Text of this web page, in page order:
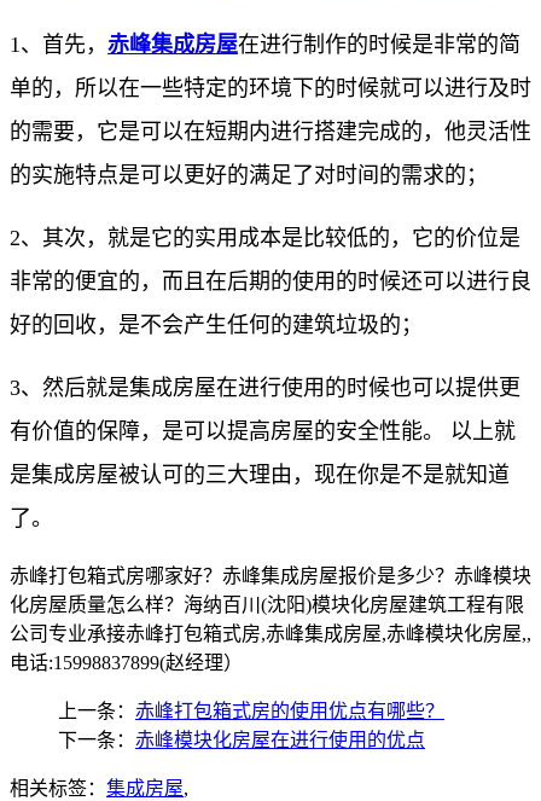
1、首先， 赤峰集成房屋在进行制作的时候是非常的简
单的，所以在一些特定的环境下的时候就可以进行及时
的需要，它是可以在短期内进行搭建完成的，他灵活性
的实施特点是可以更好的满足了对时间的需求的；
2、其次，就是它的实用成本是比较低的，它的价位是
非常的便宜的，而且在后期的使用的时候还可以进行良
好的回收，是不会产生任何的建筑垃圾的；
3、然后就是集成房屋在进行使用的时候也可以提供更
有价值的保障，是可以提高房屋的安全性能。 以上就
是集成房屋被认可的三大理由，现在你是不是就知道
了。
赤峰打包箱式房哪家好？赤峰集成房屋报价是多少？赤峰模块
化房屋质量怎么样？海纳百川(沈阳)模块化房屋建筑工程有限
公司专业承接赤峰打包箱式房,赤峰集成房屋,赤峰模块化房屋,,
电话:15998837899(赵经理）
上一条： 赤峰打包箱式房的使用优点有哪些？
下一条： 赤峰模块化房屋在进行使用的优点
相关标签： 集成房屋,